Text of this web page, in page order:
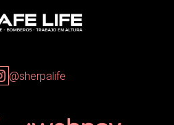
@sherpalife